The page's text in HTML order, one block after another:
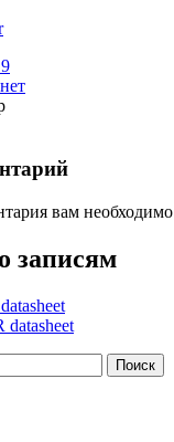
вам необходимо
записям